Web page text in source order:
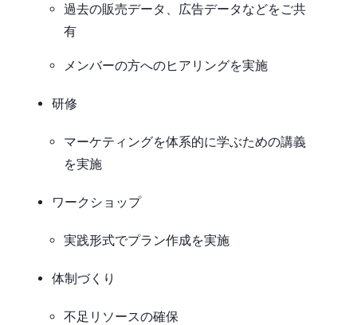
過去の販売データ、広告データなどをご共
有
メンバーの方へのヒアリングを実施
研修
マーケティングを体系的に学ぶための講義
を実施
ワークショップ
実践形式でプラン作成を実施
体制づくり
不足リソースの確保